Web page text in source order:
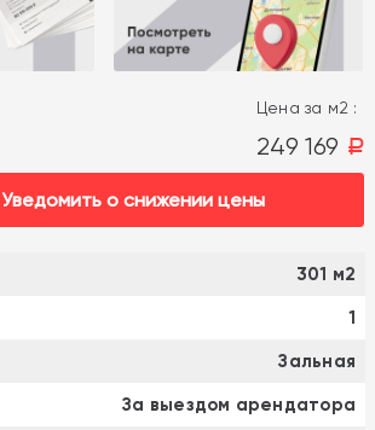
Цена за м2 :
249 169 a
Уведомить о снижении цены
301 м2
1
Зальная
За выездом арендатора